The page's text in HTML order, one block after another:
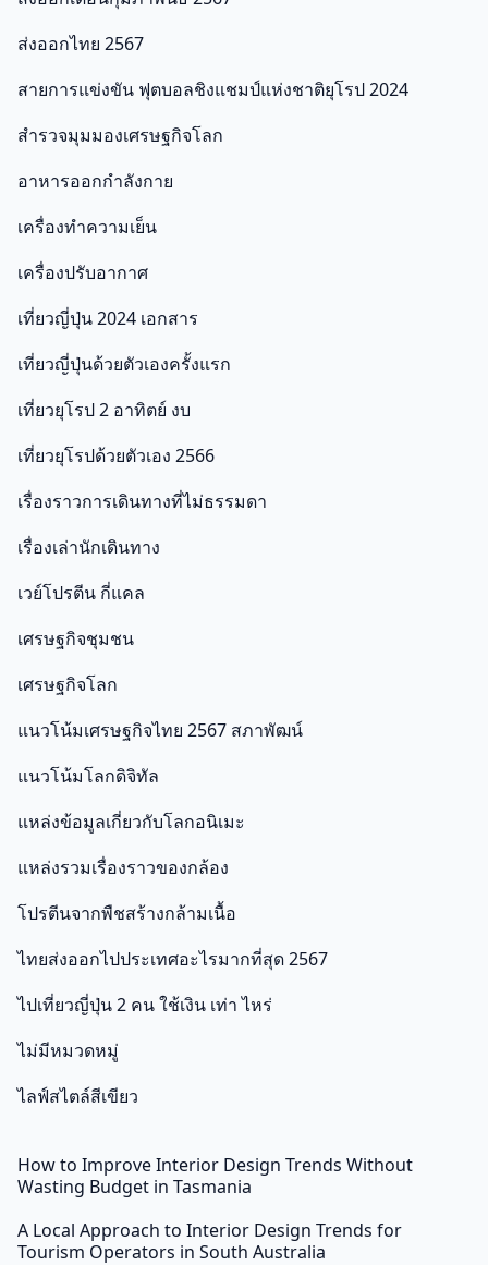
ส่งออกไทย 2567
สายการแข่งขัน ฟุตบอลชิงแชมป์แห่งชาติยุโรป 2024
สำรวจมุมมองเศรษฐกิจโลก
อาหารออกกําลังกาย
เครื่องทำความเย็น
เครื่องปรับอากาศ
เที่ยวญี่ปุ่น 2024 เอกสาร
เที่ยวญี่ปุ่นด้วยตัวเองครั้งแรก
เที่ยวยุโรป 2 อาทิตย์ งบ
เที่ยวยุโรปด้วยตัวเอง 2566
เรื่องราวการเดินทางที่ไม่ธรรมดา
เรื่องเล่านักเดินทาง
เวย์โปรตีน กี่แคล
เศรษฐกิจชุมชน
เศรษฐกิจโลก
แนวโน้มเศรษฐกิจไทย 2567 สภาพัฒน์
แนวโน้มโลกดิจิทัล
แหล่งข้อมูลเกี่ยวกับโลกอนิเมะ
แหล่งรวมเรื่องราวของกล้อง
โปรตีนจากพืชสร้างกล้ามเนื้อ
ไทยส่งออกไปประเทศอะไรมากที่สุด 2567
ไปเที่ยวญี่ปุ่น 2 คน ใช้เงิน เท่า ไหร่
ไม่มีหมวดหมู่
ไลฟ์สไตล์สีเขียว
How to Improve Interior Design Trends Without
Wasting Budget in Tasmania
A Local Approach to Interior Design Trends for
Tourism Operators in South Australia